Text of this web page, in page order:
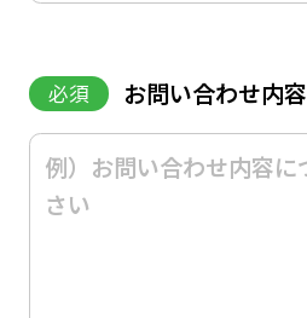
必須 お問い合わせ内容